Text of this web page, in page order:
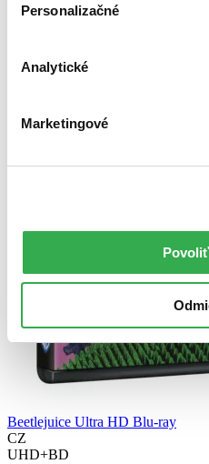
Personalizačné
Analytické
Marketingové
Beetlejuice Ultra HD Blu-ray
CZ
UHD+BD